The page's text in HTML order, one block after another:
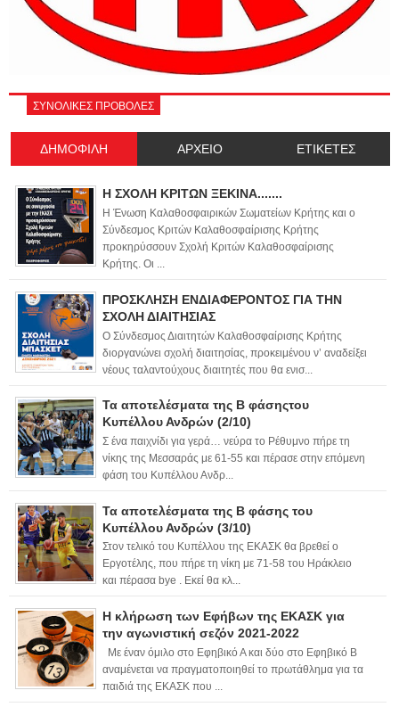
ΣΥΝΟΛΙΚΕΣ ΠΡΟΒΟΛΕΣ
ΔΗΜΟΦΙΛΗ ΑΡΧΕΙΟ ΕΤΙΚΕΤΕΣ
Η ΣΧΟΛΗ ΚΡΙΤΩΝ ΞΕΚΙΝΑ.......
Η Ένωση Καλαθοσφαιρικών Σωματείων Κρήτης και ο
Σύνδεσμος Κριτών Καλαθοσφαίρισης Κρήτης
προκηρύσσουν Σχολή Κριτών Καλαθοσφαίρισης
Κρήτης. Οι ...
ΠΡΟΣΚΛΗΣΗ ΕΝΔΙΑΦΕΡΟΝΤΟΣ ΓΙΑ ΤΗΝ
ΣΧΟΛΗ ΔΙΑΙΤΗΣΙΑΣ
Ο Σύνδεσμος Διαιτητών Καλαθοσφαίρισης Κρήτης
διοργανώνει σχολή διαιτησίας, προκειμένου ν’ αναδείξει
νέους ταλαντούχους διαιτητές που θα ενισ...
Τα αποτελέσματα της Β φάσηςτου
Κυπέλλου Ανδρών (2/10)
Σ ένα παιχνίδι για γερά… νεύρα το Ρέθυμνο πήρε τη
νίκης της Μεσσαράς με 61-55 και πέρασε στην επόμενη
φάση του Κυπέλλου Ανδρ...
Τα αποτελέσματα της Β φάσης του
Κυπέλλου Ανδρών (3/10)
Στον τελικό του Κυπέλλου της ΕΚΑΣΚ θα βρεθεί ο
Εργοτέλης, που πήρε τη νίκη με 71-58 του Ηράκλειο
και πέρασα bye . Εκεί θα κλ...
Η κλήρωση των Εφήβων της ΕΚΑΣΚ για
την αγωνιστική σεζόν 2021-2022
Με έναν όμιλο στο Εφηβικό Α και δύο στο Εφηβικό Β
αναμένεται να πραγματοποιηθεί το πρωτάθλημα για τα
παιδιά της ΕΚΑΣΚ που ...